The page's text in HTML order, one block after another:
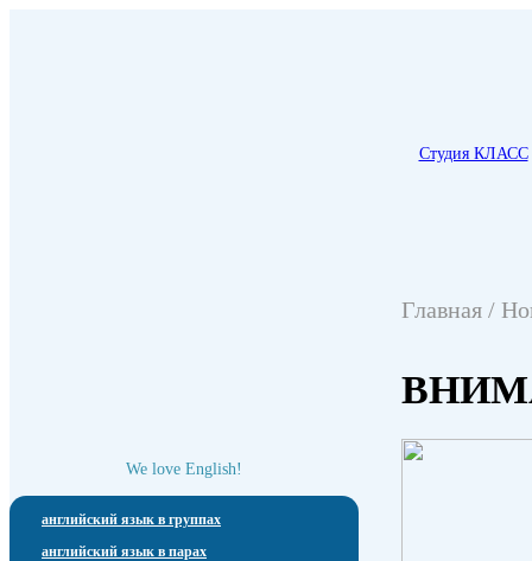
We love English!
английский язык в группах
английский язык в парах
Студия КЛАСС
Главная /